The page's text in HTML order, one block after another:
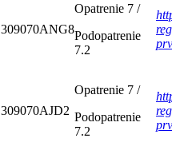
309070ANG8
Opatrenie 7 /
Podopatrenie
7.2
309070AJD2
Opatrenie 7 /
Podopatrenie
7.2